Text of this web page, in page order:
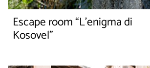
Escape room “L’enigma di
Kosovel”